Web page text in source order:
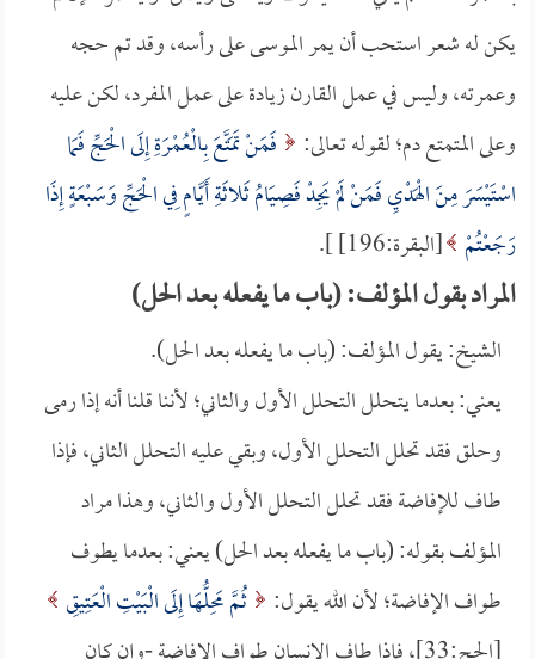
يكن له شعر استحب أن يمر الموسى على رأسه، وقد تم حجه
وعمرته، وليس في عمل القارن زيادة على عمل المفرد، لكن عليه
وعلى المتمتع دم؛ لقوله تعالى:
فَمَنْ تَمَتَّعَ بِالْعُمْرَةِ إِلَى الْحَجِّ فَمَا
اسْتَيْسَرَ مِنَ الْهَدْيِ فَمَنْ لَمْ يَجِدْ فَصِيَامُ ثَلاثَةِ أَيَّامٍ فِي الْحَجِّ وَسَبْعَةٍ إِذَا
رَجَعْتُمْ [البقرة:196] ].
المراد بقول المؤلف: (باب ما يفعله بعد الحل)
الشيخ: يقول المؤلف: (باب ما يفعله بعد الحل).
يعني: بعدما يتحلل التحلل الأول والثاني؛ لأننا قلنا أنه إذا رمى
وحلق فقد تحلل التحلل الأول، وبقي عليه التحلل الثاني، فإذا
طاف للإفاضة فقد تحلل التحلل الأول والثاني، وهذا مراد
المؤلف بقوله: (باب ما يفعله بعد الحل) يعني: بعدما يطوف
طواف الإفاضة؛ لأن الله يقول: ثُمَّ مَحِلُّهَا إِلَى الْبَيْتِ الْعَتِيقِ